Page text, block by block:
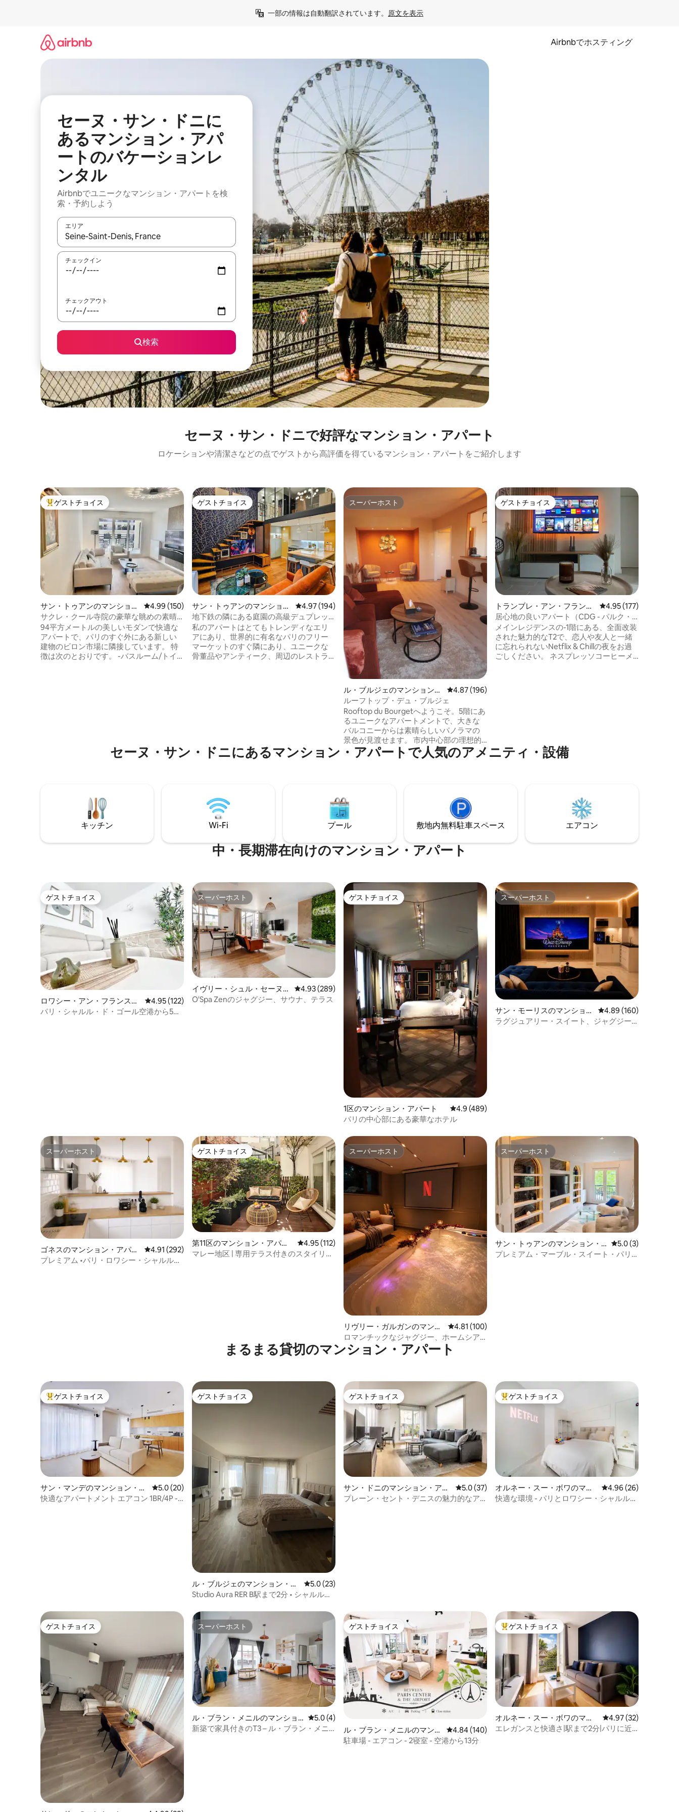
一部の情報は自動翻訳されています。 原文を表示
Airbnbでホスティング
セーヌ・サン・ドニに
あるマンション・アパ
ートのバケーションレ
ンタル
Airbnbでユニークなマンション・アパートを検
索・予約しよう
エリア
検索結果が表示されたら、上下の矢印キーを使って移動するか、画面をタッチまたはスワイプして検索結果を確認することができます。
チェックイン
チェックアウト
検索
セーヌ・サン・ドニで好評なマンション・アパート
ロケーションや清潔さなどの点でゲストから高評価を得ているマンション・アパートをご紹介します
大好評のゲストチョイスです。
ゲストチョイス
サン・トゥアンのマンショ
ン・アパート
レビュー150件、5つ星中4.99つ星の平均評価
4.99 (150)
サクレ・クール寺院の豪華な眺めの素晴
らしい4部屋
94平方メートルの美しいモダンで快適な
アパートで、パリのすぐ外にある新しい
建物のビロン市場に隣接しています。 特
徴は次のとおりです。 -バスルーム/トイ
14号線に近い。 プレミアム
ゲストチョイス
ゲストチョイス
サン・トゥアンのマンショ
ン・アパート
レビュー194件、5つ星中4.97つ星の平均評価
4.97 (194)
地下鉄の隣にある庭園の高級デュプレッ
クス
私のアパートはとてもトレンディなエリ
アにあり、世界的に有名なパリのフリー
マーケットのすぐ隣にあり、ユニークな
骨董品やアンティーク、周辺のレストラ
ローゼットがあります。 駐車場もご利用
いただけます。
スーパーホスト
スーパーホスト
ル・ブルジェのマンション・
アパート
レビュー196件、5つ星中4.87つ星の平均評価
4.87 (196)
ルーフトップ・デュ・ブルジェ
Rooftop du Bourgetへようこそ。5階にあ
るユニークなアパートメントで、大きな
バルコニーからは素晴らしいパノラマの
景色が見渡せます。 市内中心部の理想的
なロケーションで、RER Bのル・ブルジェ
駅から徒歩わずか10分。 - CDG空港から
ストラン、パン屋、精肉店、スーパー、
薬局、銀行、ショッピングセンターなど
をご利用ください。
ゲストチョイス
ゲストチョイス
トランブレ・アン・フランス
のマンション・アパート
レビュー177件、5つ
4.95 (177)
居心地の良いアパート（CDG - パルク・
デ・ザンプ）
メインレジデンスの-1階にある、全面改装
された魅力的なT2で、恋人や友人と一緒
に忘れられないNetflix & Chillの夜をお過
ごしください。 ネスプレッソコーヒーメ
セーヌ・サン・ドニにあるマンション・アパートで人気のアメニティ・設備
キッチン Wi-Fi プール 敷地内無料駐⁠車ス⁠ペ⁠ー⁠ス エアコン
中・長期滞在向けのマンション・アパート
ゲストチョイス
ゲストチョイス
ロワシー・アン・フランスの
マンション・アパート
レビュー122件、5つ星中4.95つ星の平均評価
4.95 (122)
パリ・シャルル・ド・ゴール空港から5分
スーパーホスト
スーパーホスト
イヴリー・シュル・セーヌの
マンション・アパート
レビュー289件、5つ星中4.93つ星の平均評価
4.93 (289)
O'Spa Zenのジャグジー、サウナ、テラス
ゲストチョイス
ゲストチョイス
1区のマンション・アパート レビュー489件、5つ星中4.9つ星の平均評価
4.9 (489)
パリの中心部にある豪華なホテル
スーパーホスト
スーパーホスト
サン・モーリスのマンショ
ン・アパート
レビュー160件、5つ
4.89 (160)
ラグジュアリー・スイート、ジャグジー
スーパーホスト
スーパーホスト
ゴネスのマンション・アパー
ト
レビュー292件、5つ星中4.91つ星の平均評価
4.91 (292)
プレミアム •パリ・ロワシー・シャルル・
ゲストチョイス
ゲストチョイス
第11区のマンション・アパー
ト
レビュー112件、5つ星中4.95つ星の平均評価
4.95 (112)
マレー地区 | 専用テラス付きのスタイリッ
スーパーホスト
スーパーホスト
リヴリー・ガルガンのマンシ
ョン・アパート
レビュー100件、5つ星中4.81つ星の平均評価
4.81 (100)
ロマンチックなジャグジー、ホームシア
ター、秘密の部屋
スーパーホスト
スーパーホスト
サン・トゥアンのマンション・
アパート
レビュー3件、5つ
5.0 (3)
プレミアム・マーブル・スイート・パリ
まるまる貸切のマンション・アパート
大好評のゲストチョイスです。
ゲストチョイス
サン・マンデのマンション・ア
パート
レビュー20件、5つ星中5.0つ星の平均評価
5.0 (20)
快適なアパートメント エアコン 1BR/4P -
ゲストチョイス
ゲストチョイス
ル・ブルジェのマンション・ア
パート
レビュー23件、5つ星中5.0つ星の平均評価
5.0 (23)
Studio Aura RER B駅まで2分 • シャルル・
ゲストチョイス
ゲストチョイス
サン・ドニのマンション・アパ
ート
レビュー37件、5つ星中5.0つ星の平均評価
5.0 (37)
プレーン・セント・デニスの魅力的なア
大好評のゲストチョイスです。
ゲストチョイス
オルネー・スー・ボワのマン
ション・アパート
レビュー26件、5つ星
4.96 (26)
快適な環境 - パリとロワシー・シャルル・
ゲストチョイス
ゲストチョイス スーパーホスト
スーパーホスト
ル・ブラン・メニルのマンショ
ン・アパート
レビュー4件、5つ星中5.0つ星の平均評価
5.0 (4)
新築で家具付きのT3 – ル・ブラン・メニ
ゲストチョイス
ゲストチョイス
ル・ブラン・メニルのマンシ
ョン・アパート
レビュー140件、5つ星中4.84つ星の平均評価
4.84 (140)
駐車場 - エアコン - 2寝室 - 空港から13分
大好評のゲストチョイスです。
ゲストチョイス
オルネー・スー・ボワのマン
ション・アパート
レビュー32件、5つ
4.97 (32)
エレガンスと快適さ|駅まで2分|パリに近